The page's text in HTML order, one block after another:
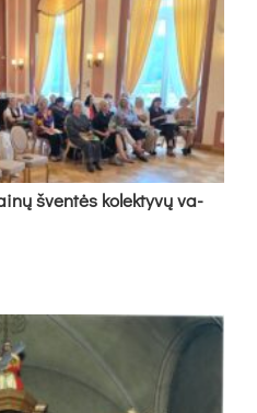
šven­tės ko­lek­ty­vų va­